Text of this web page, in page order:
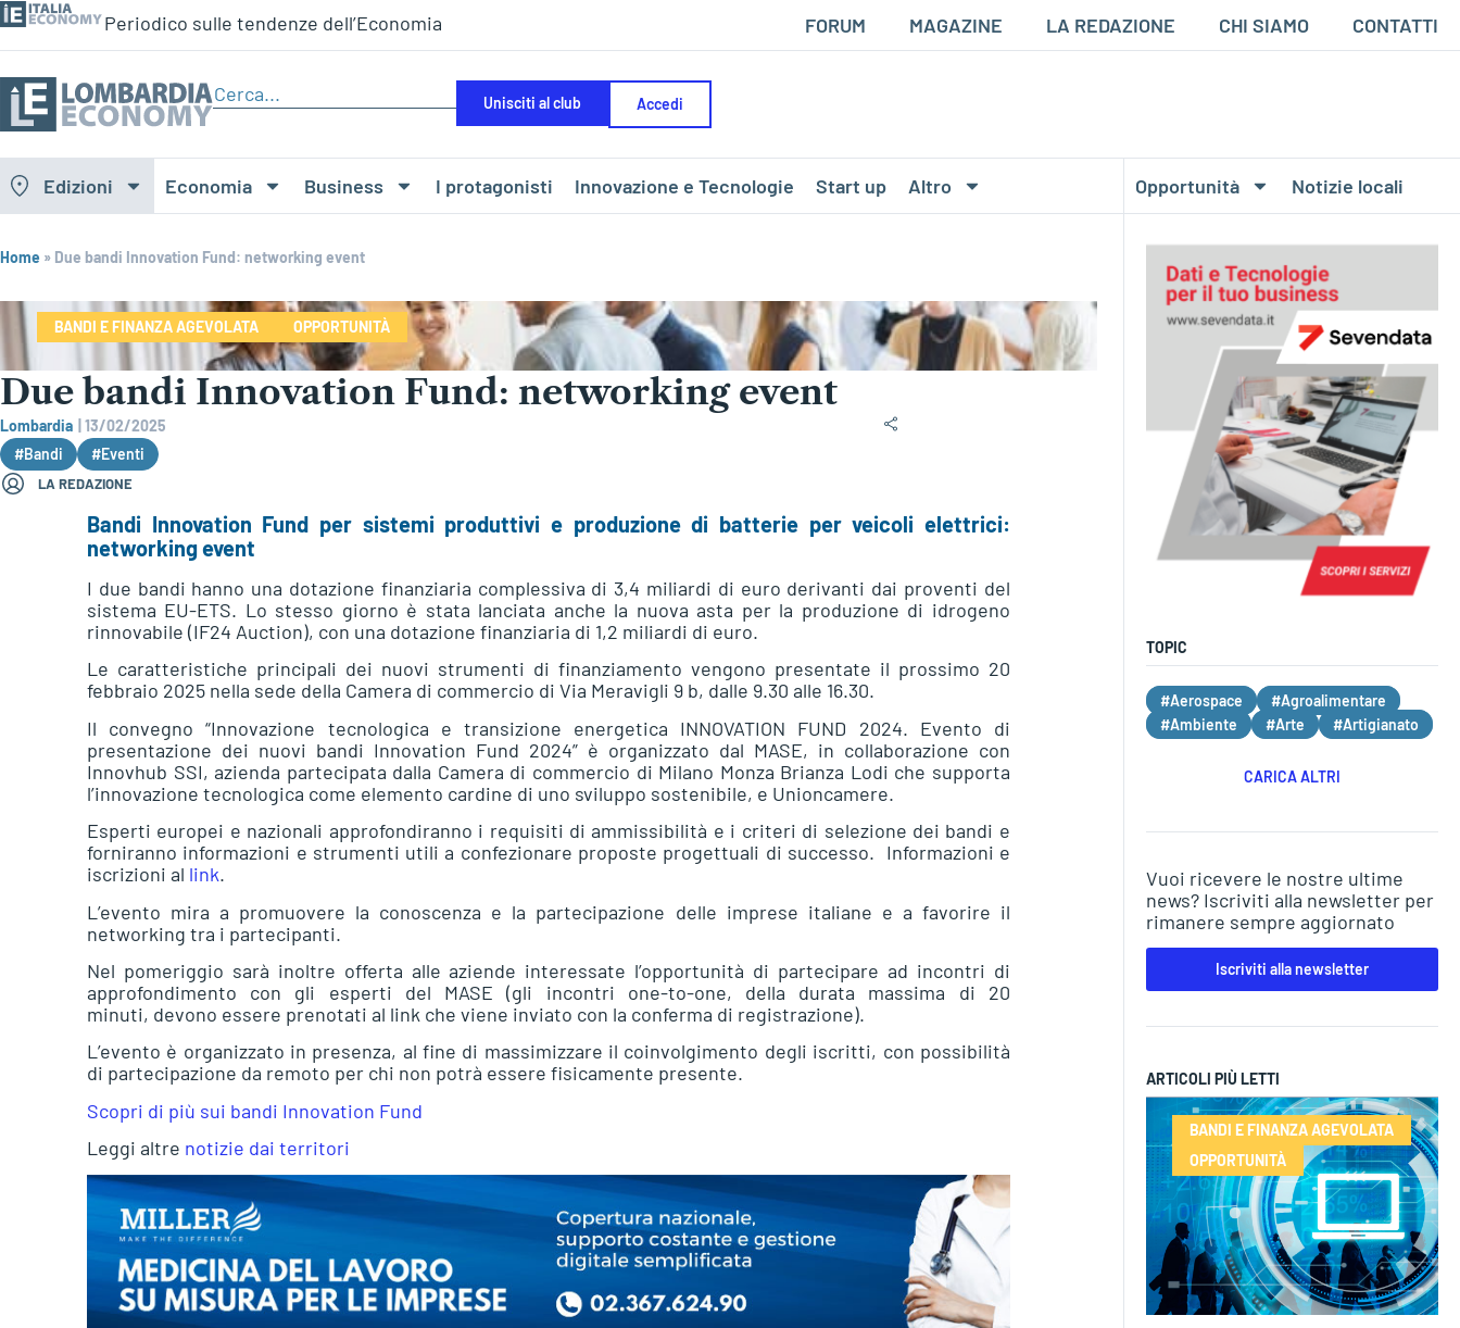
Periodico sulle tendenze dell’Economia FORUM MAGAZINE LA REDAZIONE CHI SIAMO CONTATTI
Unisciti al club Accedi
Edizioni Economia Business I protagonisti Innovazione e Tecnologie Start up Altro Opportunità Notizie locali
Home » Due bandi Innovation Fund: networking event
BANDI E FINANZA AGEVOLATA OPPORTUNITÀ
Due bandi Innovation Fund: networking event
Lombardia
13/02/2025
#Bandi
#Eventi
LA REDAZIONE
Bandi Innovation Fund per sistemi produttivi e produzione di batterie per veicoli elettrici:
networking event
I due bandi hanno una dotazione finanziaria complessiva di 3,4 miliardi di euro derivanti dai proventi del
sistema EU-ETS. Lo stesso giorno è stata lanciata anche la nuova asta per la produzione di idrogeno
rinnovabile (IF24 Auction), con una dotazione finanziaria di 1,2 miliardi di euro.
Le caratteristiche principali dei nuovi strumenti di finanziamento vengono presentate il prossimo 20
febbraio 2025 nella sede della Camera di commercio di Via Meravigli 9 b, dalle 9.30 alle 16.30.
Il convegno “Innovazione tecnologica e transizione energetica INNOVATION FUND 2024. Evento di
presentazione dei nuovi bandi Innovation Fund 2024” è organizzato dal MASE, in collaborazione con
Innovhub SSI, azienda partecipata dalla Camera di commercio di Milano Monza Brianza Lodi che supporta
l’innovazione tecnologica come elemento cardine di uno sviluppo sostenibile, e Unioncamere.
Esperti europei e nazionali approfondiranno i requisiti di ammissibilità e i criteri di selezione dei bandi e
forniranno informazioni e strumenti utili a confezionare proposte progettuali di successo. Informazioni e
iscrizioni al link.
L’evento mira a promuovere la conoscenza e la partecipazione delle imprese italiane e a favorire il
networking tra i partecipanti.
Nel pomeriggio sarà inoltre offerta alle aziende interessate l’opportunità di partecipare ad incontri di
approfondimento con gli esperti del MASE (gli incontri one-to-one, della durata massima di 20
minuti, devono essere prenotati al link che viene inviato con la conferma di registrazione).
L’evento è organizzato in presenza, al fine di massimizzare il coinvolgimento degli iscritti, con possibilità
di partecipazione da remoto per chi non potrà essere fisicamente presente.
Scopri di più sui bandi Innovation Fund
Leggi altre notizie dai territori
TOPIC
#Aerospace
#Agroalimentare
#Ambiente
#Arte #Artigianato
CARICA ALTRI
Vuoi ricevere le nostre ultime
news? Iscriviti alla newsletter per
rimanere sempre aggiornato
Iscriviti alla newsletter
ARTICOLI PIÙ LETTI
BANDI E FINANZA AGEVOLATA
OPPORTUNITÀ